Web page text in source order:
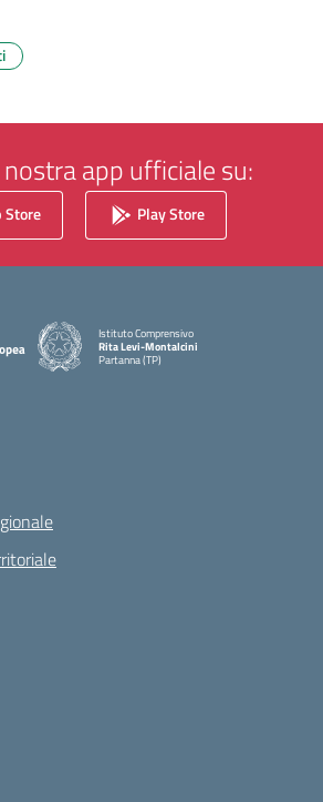
nostra app ufficiale su:
Store Play Store
Istituto Comprensivo
Rita Levi-Montalcini
Partanna (TP)